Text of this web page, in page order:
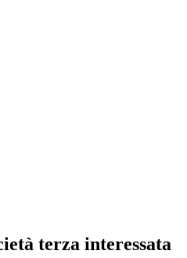
terza interessata